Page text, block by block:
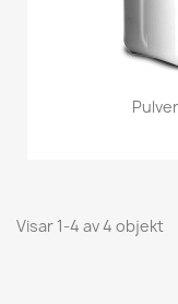
Visar 1-4 av 4 objekt